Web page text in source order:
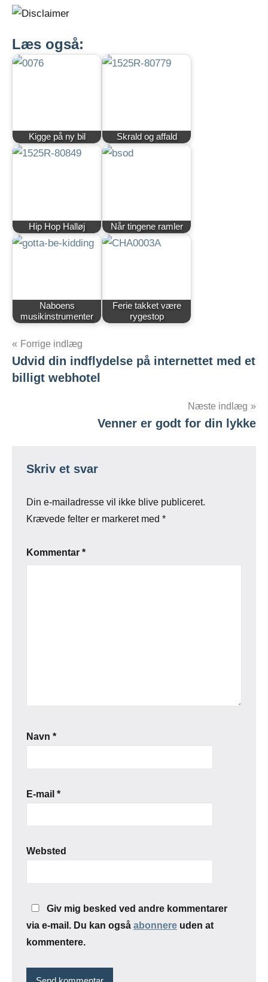
Læs også:
Kigge på ny bil Skrald og affald
Hip Hop Halløj Når tingene ramler
Naboens
musikinstrumenter
Ferie takket være
rygestop
Indlægsnavigation
Forrige indlæg
Udvid din indflydelse på internettet med et
billigt webhotel
Næste indlæg
Venner er godt for din lykke
Skriv et svar
Din e-mailadresse vil ikke blive publiceret.
Krævede felter er markeret med *
Kommentar *
Navn *
E-mail *
Websted
Giv mig besked ved andre kommentarer
via e-mail. Du kan også abonnere uden at
kommentere.